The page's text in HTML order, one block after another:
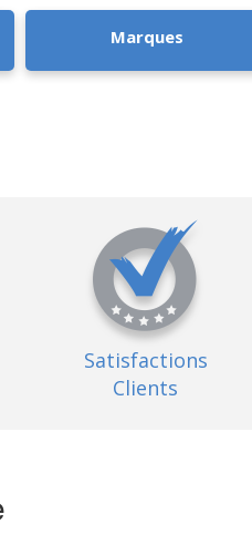
Marques
Satisfactions
Clients